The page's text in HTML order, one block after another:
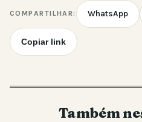
COMPARTILHAR: WhatsApp
Copiar link
Também